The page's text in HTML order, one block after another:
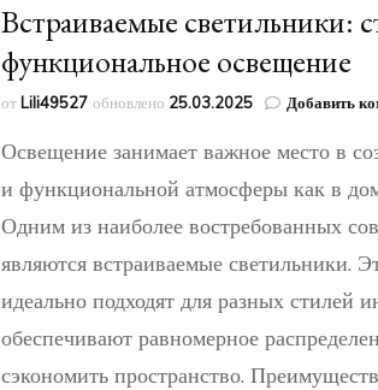
Встраиваемые светильники:
функциональное освещение
от Lili49527 обновлено 25.03.2025 Добавить
Освещение занимает важное место в
и функциональной атмосферы как в
Одним из наиболее востребованных
являются встраиваемые светильники.
идеально подходят для разных стилей
обеспечивают равномерное
сэкономить пространство.